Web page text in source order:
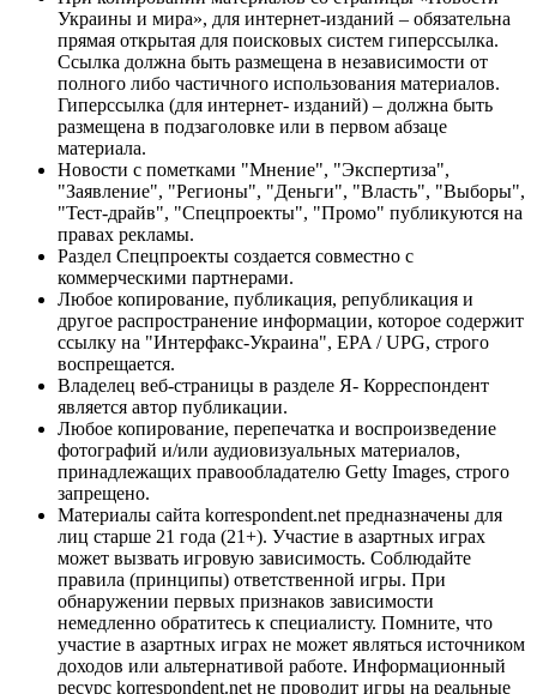
Украины и мира», для интернет-изданий – обязательна
прямая открытая для поисковых систем гиперссылка.
Ссылка должна быть размещена в независимости от
полного либо частичного использования материалов.
Гиперссылка (для интернет- изданий) – должна быть
размещена в подзаголовке или в первом абзаце
материала.
Новости с пометками "Мнение", "Экспертиза",
"Заявление", "Регионы", "Деньги", "Власть", "Выборы",
"Тест-драйв", "Спецпроекты", "Промо" публикуются на
правах рекламы.
Раздел Спецпроекты создается совместно с
коммерческими партнерами.
Любое копирование, публикация, републикация и
другое распространение информации, которое содержит
ссылку на "Интерфакс-Украина", EPA / UPG, строго
воспрещается.
Владелец веб-страницы в разделе Я- Корреспондент
является автор публикации.
Любое копирование, перепечатка и воспроизведение
фотографий и/или аудиовизуальных материалов,
принадлежащих правообладателю Getty Images, строго
запрещено.
Материалы сайта korrespondent.net предназначены для
лиц старше 21 года (21+). Участие в азартных играх
может вызвать игровую зависимость. Соблюдайте
правила (принципы) ответственной игры. При
обнаружении первых признаков зависимости
немедленно обратитесь к специалисту. Помните, что
участие в азартных играх не может являться источником
доходов или альтернативой работе. Информационный
ресурс korrespondent.net не проводит игры на реальные